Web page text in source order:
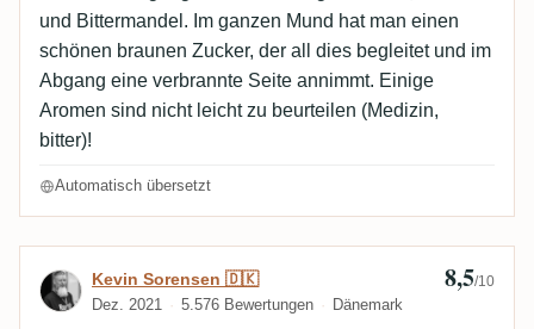
und Bittermandel. Im ganzen Mund hat man einen
schönen braunen Zucker, der all dies begleitet und im
Abgang eine verbrannte Seite annimmt. Einige
Aromen sind nicht leicht zu beurteilen (Medizin,
bitter)!
Automatisch übersetzt
Bewertung von Kevin Sorensen 🇩🇰
Kevin Sorensen 🇩🇰
Dez. 2021 5.576 Bewertungen Dänemark
8,5/10